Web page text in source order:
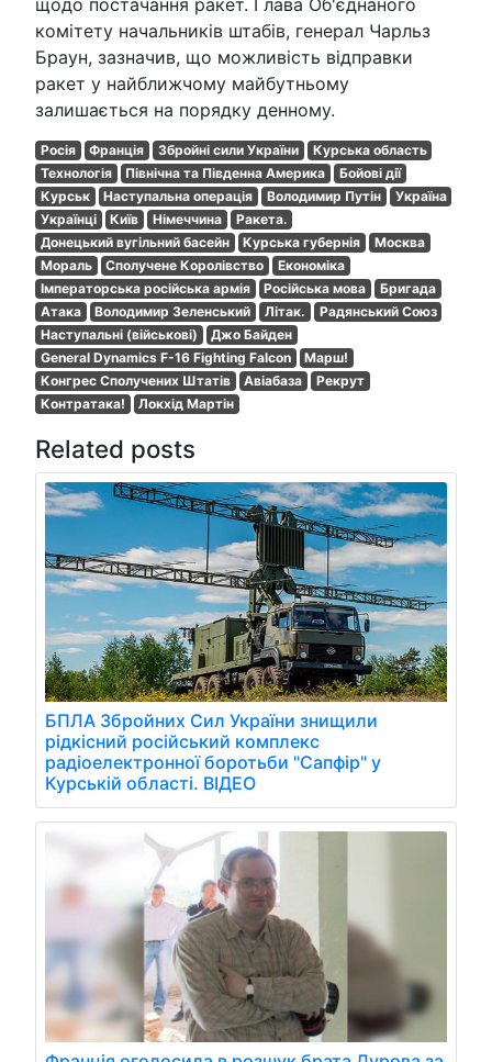
щодо постачання ракет. Глава Об'єднаного
комітету начальників штабів, генерал Чарльз
Браун, зазначив, що можливість відправки
ракет у найближчому майбутньому
залишається на порядку денному.
Росія Франція Збройні сили України
Курська область
Технологія
Північна та Південна Америка
Бойові дії
Курськ
Наступальна операція Володимир Путін
Україна
Українці
Київ Німеччина
Ракета.
Донецький вугільний басейн
Курська губернія
Москва
Мораль
Сполучене Королівство
Економіка
Імператорська російська армія
Російська мова
Бригада
Атака
Володимир Зеленський Літак.
Радянський Союз
Наступальні (військові)
Джо Байден
General Dynamics F-16 Fighting Falcon
Марш!
Конгрес Сполучених Штатів
Авіабаза
Рекрут
Контратака!
Локхід Мартін
Related posts
БПЛА Збройних Сил України знищили
рідкісний російський комплекс
радіоелектронної боротьби "Сапфір" у
Курській області. ВІДЕО